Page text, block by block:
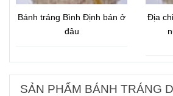
Bánh tráng Bình Định bán ở
đâu
Địa
SẢN PHẨM BÁNH TRÁNG